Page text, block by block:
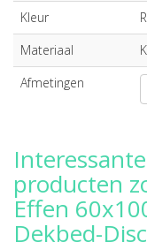
Kleur
Materiaal
Afmetingen
producten
Effen
Dekbed-